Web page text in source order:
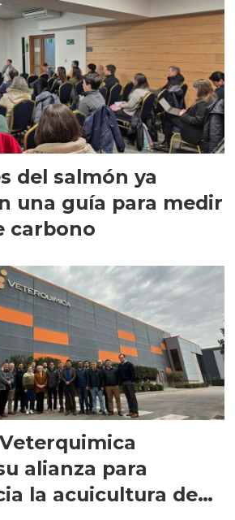
del salmón ya
una guía para medir
carbono
alianza para
la acuicultura de